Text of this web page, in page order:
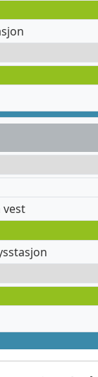
vest